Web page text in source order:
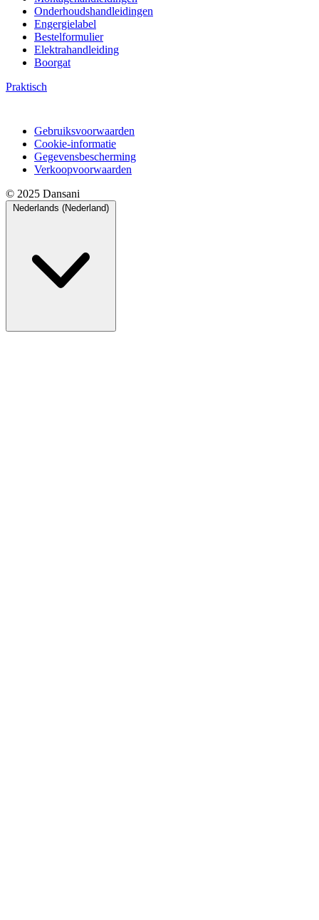
Onderhoudshandleidingen
Engergielabel
Bestelformulier
Elektrahandleiding
Boorgat
Praktisch
Gebruiksvoorwaarden
Cookie-informatie
Gegevensbescherming
Verkoopvoorwaarden
© 2025 Dansani
Nederlands (Nederland)